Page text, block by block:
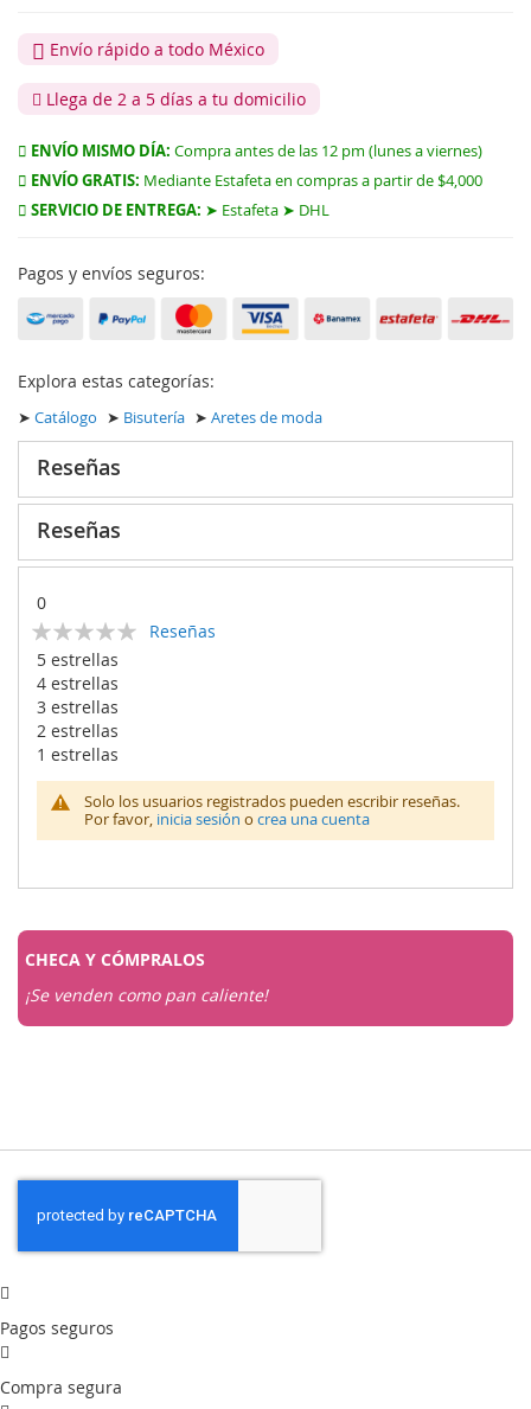
Envío rápido a todo México
Llega de 2 a 5 días a tu domicilio
ENVÍO MISMO DÍA: Compra antes de las 12 pm (lunes a viernes)
ENVÍO GRATIS: Mediante Estafeta en compras a partir de $4,000
SERVICIO DE ENTREGA: ➤ Estafeta ➤ DHL
Pagos y envíos seguros:
Explora estas categorías:
➤ Catálogo ➤ Bisutería ➤ Aretes de moda
Reseñas
Reseñas
0
Calificación:
% of100
Reseñas
5 estrellas
4 estrellas
3 estrellas
2 estrellas
1 estrellas
Solo los usuarios registrados pueden escribir reseñas.
Por favor, inicia sesión o crea una cuenta
CHECA Y CÓMPRALOS
¡Se venden como pan caliente!
Pagos seguros
Compra segura